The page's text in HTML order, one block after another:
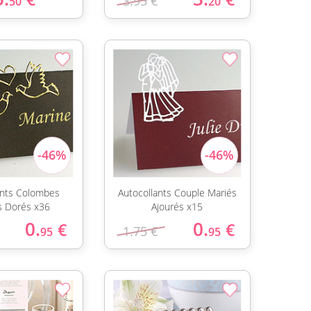
Colombes
Dorés x36
0.95 €
Autocollants Couple Mariés
Ajourés x15
1.75 € 0.95 €